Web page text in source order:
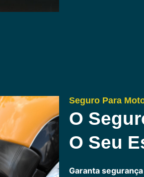
Seguro Para
O
O Seu
Garanta